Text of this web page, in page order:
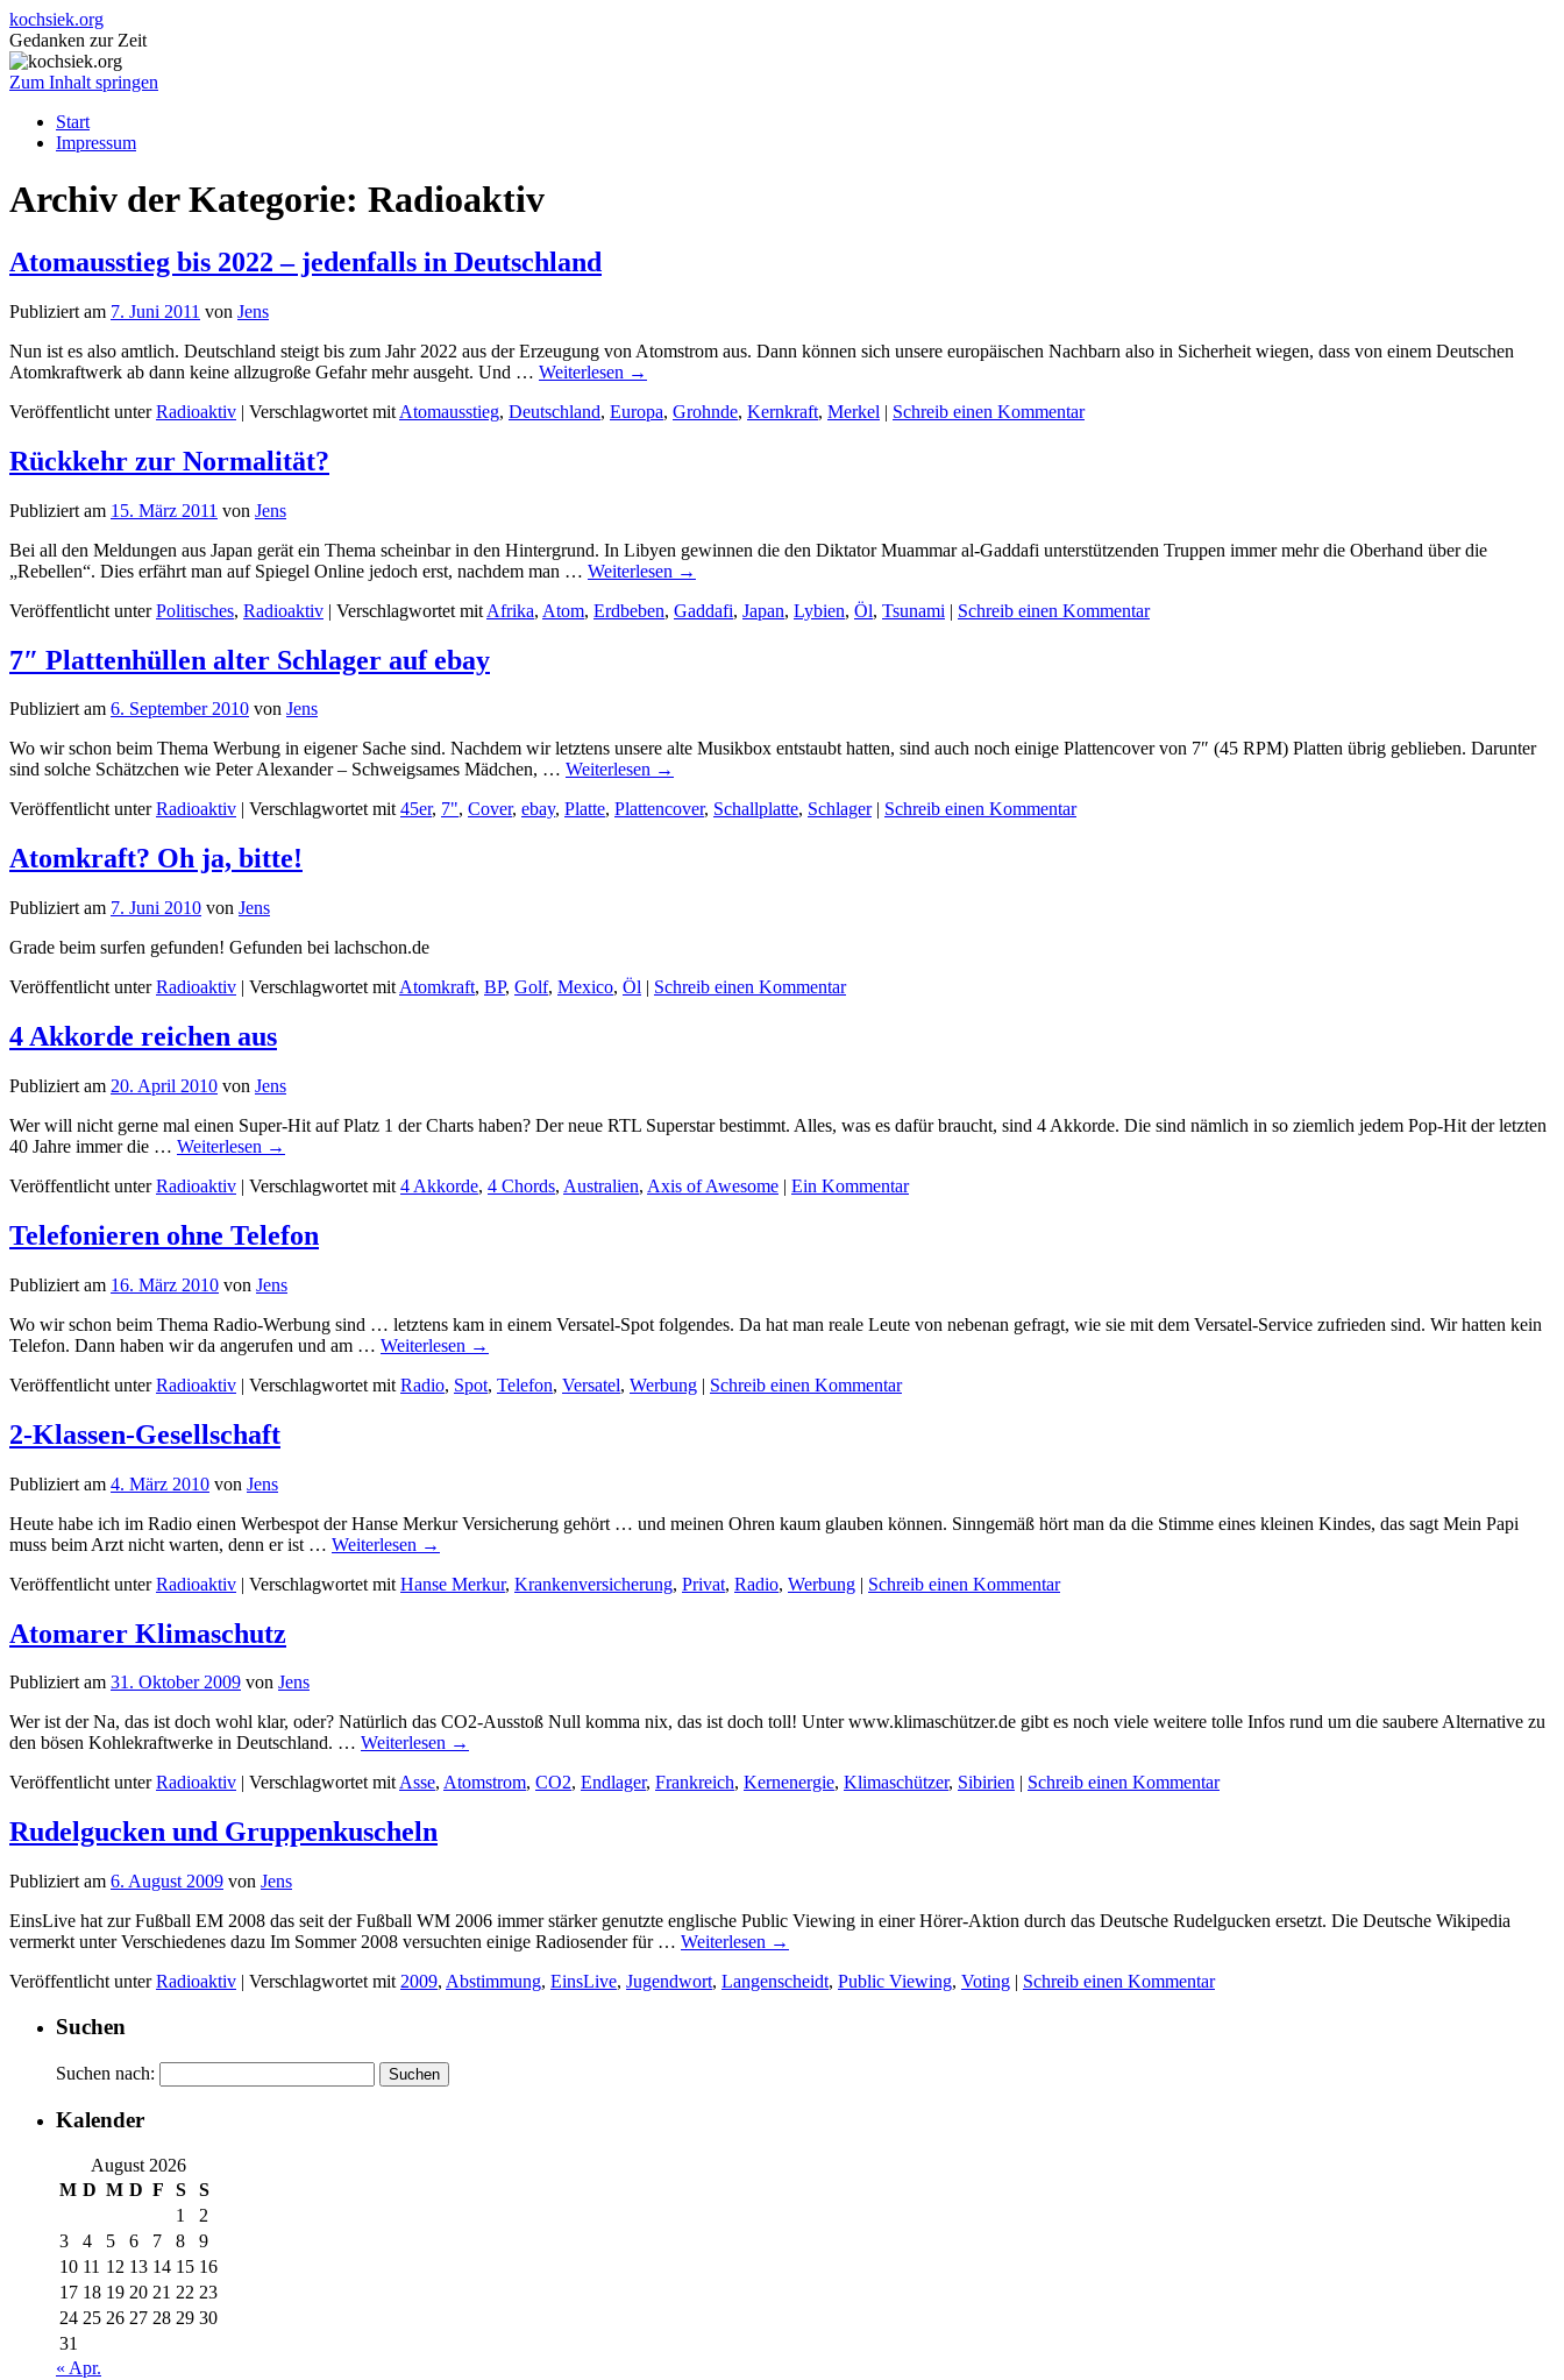
kochsiek.org
Gedanken zur Zeit
Zum Inhalt springen
Start
Impressum
Archiv der Kategorie: Radioaktiv
Atomausstieg bis 2022 – jedenfalls in Deutschland
Publiziert am 7. Juni 2011 von Jens
Nun ist es also amtlich. Deutschland steigt bis zum Jahr 2022 aus der Erzeugung von Atomstrom aus. Dann können sich unsere europäischen Nachbarn also in Sicherheit wiegen, dass von einem Deutschen
Atomkraftwerk ab dann keine allzugroße Gefahr mehr ausgeht. Und … Weiterlesen →
Veröffentlicht unter Radioaktiv | Verschlagwortet mit Atomausstieg, Deutschland, Europa, Grohnde, Kernkraft, Merkel | Schreib einen Kommentar
Rückkehr zur Normalität?
Publiziert am 15. März 2011 von Jens
Bei all den Meldungen aus Japan gerät ein Thema scheinbar in den Hintergrund. In Libyen gewinnen die den Diktator Muammar al-Gaddafi unterstützenden Truppen immer mehr die Oberhand über die
„Rebellen“. Dies erfährt man auf Spiegel Online jedoch erst, nachdem man … Weiterlesen →
Veröffentlicht unter Politisches, Radioaktiv | Verschlagwortet mit Afrika, Atom, Erdbeben, Gaddafi, Japan, Lybien, Öl, Tsunami | Schreib einen Kommentar
7″ Plattenhüllen alter Schlager auf ebay
Publiziert am 6. September 2010 von Jens
Wo wir schon beim Thema Werbung in eigener Sache sind. Nachdem wir letztens unsere alte Musikbox entstaubt hatten, sind auch noch einige Plattencover von 7″ (45 RPM) Platten übrig geblieben. Darunter
sind solche Schätzchen wie Peter Alexander – Schweigsames Mädchen, … Weiterlesen →
Veröffentlicht unter Radioaktiv | Verschlagwortet mit 45er, 7", Cover, ebay, Platte, Plattencover, Schallplatte, Schlager | Schreib einen Kommentar
Atomkraft? Oh ja, bitte!
Publiziert am 7. Juni 2010 von Jens
Grade beim surfen gefunden! Gefunden bei lachschon.de
Veröffentlicht unter Radioaktiv | Verschlagwortet mit Atomkraft, BP, Golf, Mexico, Öl | Schreib einen Kommentar
4 Akkorde reichen aus
Publiziert am 20. April 2010 von Jens
Wer will nicht gerne mal einen Super-Hit auf Platz 1 der Charts haben? Der neue RTL Superstar bestimmt. Alles, was es dafür braucht, sind 4 Akkorde. Die sind nämlich in so ziemlich jedem Pop-Hit der letzten
40 Jahre immer die … Weiterlesen →
Veröffentlicht unter Radioaktiv | Verschlagwortet mit 4 Akkorde, 4 Chords, Australien, Axis of Awesome | Ein Kommentar
Telefonieren ohne Telefon
Publiziert am 16. März 2010 von Jens
Wo wir schon beim Thema Radio-Werbung sind … letztens kam in einem Versatel-Spot folgendes. Da hat man reale Leute von nebenan gefragt, wie sie mit dem Versatel-Service zufrieden sind. Wir hatten kein
Telefon. Dann haben wir da angerufen und am … Weiterlesen →
Veröffentlicht unter Radioaktiv | Verschlagwortet mit Radio, Spot, Telefon, Versatel, Werbung | Schreib einen Kommentar
2-Klassen-Gesellschaft
Publiziert am 4. März 2010 von Jens
Heute habe ich im Radio einen Werbespot der Hanse Merkur Versicherung gehört … und meinen Ohren kaum glauben können. Sinngemäß hört man da die Stimme eines kleinen Kindes, das sagt Mein Papi
muss beim Arzt nicht warten, denn er ist … Weiterlesen →
Veröffentlicht unter Radioaktiv | Verschlagwortet mit Hanse Merkur, Krankenversicherung, Privat, Radio, Werbung | Schreib einen Kommentar
Atomarer Klimaschutz
Publiziert am 31. Oktober 2009 von Jens
Wer ist der Na, das ist doch wohl klar, oder? Natürlich das CO2-Ausstoß Null komma nix, das ist doch toll! Unter www.klimaschützer.de gibt es noch viele weitere tolle Infos rund um die saubere Alternative zu
den bösen Kohlekraftwerke in Deutschland. … Weiterlesen →
Veröffentlicht unter Radioaktiv Verschlagwortet mitAsse, Atomstrom, CO2, Endlager, Frankreich, Kernenergie, Klimaschützer, Sibirien Schreib einen Kommentar
Rudelgucken und Gruppenkuscheln
Publiziert am 6. August 2009 von Jens
EinsLive hat zur Fußball EM 2008 das seit der Fußball WM 2006 immer stärker genutzte englische Public Viewing in einer Hörer-Aktion durch das Deutsche Rudelgucken ersetzt. Die Deutsche Wikipedia
vermerkt unter Verschiedenes dazu Im Sommer 2008 versuchten einige Radiosender für … Weiterlesen →
Veröffentlicht unter Radioaktiv | Verschlagwortet mit 2009, Abstimmung, EinsLive, Jugendwort, Langenscheidt, Public Viewing, Voting | Schreib einen Kommentar
Suchen
Suchen nach:
Kalender
August 2026
M D M D F S
S
1
2
3
4 5 6 7 8
9
10 11 12 13 14 15 16
17 18 19 20 21 22 23
24 25 26 27 28 29 30
31
« Apr.